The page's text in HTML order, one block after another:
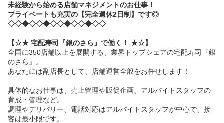
未経験から始める店舗マネジメントのお仕事！
プライベートも充実の【完全週休2日制】です◎
◇◇◆◇◇◆◇◇◆◇◇◆◇◇
【☆★ 宅配寿司『銀のさら』で働く！ ★☆】
全国に350店舗以上を展開する、業界トップシェアの宅配寿司『銀
のさら』。
あなたには副店長として、店舗運営全般をお任せします！
具体的なお仕事は、売上管理や販促企画、アルバイトスタッフの
育成・管理など。
調理やデリバリー、電話対応はアルバイトスタッフが中心で、接
客は最小限です。